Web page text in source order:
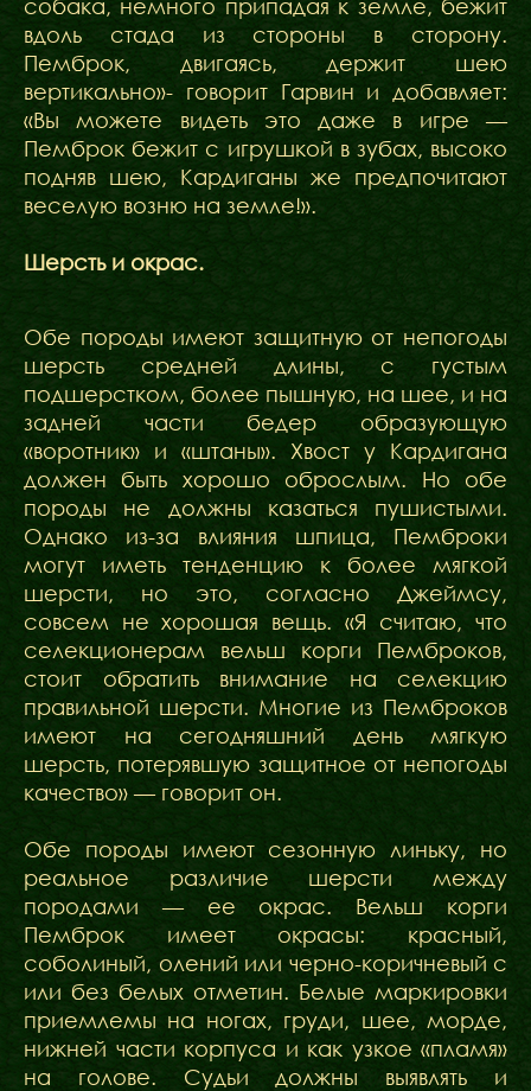
собака, немного припадая к земле, бежит
вдоль стада из стороны в сторону.
Пемброк, двигаясь, держит шею
вертикально»- говорит Гарвин и добавляет:
«Вы можете видеть это даже в игре —
Пемброк бежит с игрушкой в зубах, высоко
подняв шею, Кардиганы же предпочитают
веселую возню на земле!».
Шерсть и окрас.
Обе породы имеют защитную от непогоды
шерсть средней длины, с густым
подшерстком, более пышную, на шее, и на
задней части бедер образующую
«воротник» и «штаны». Хвост у Кардигана
должен быть хорошо оброслым. Но обе
породы не должны казаться пушистыми.
Однако из-за влияния шпица, Пемброки
могут иметь тенденцию к более мягкой
шерсти, но это, согласно Джеймсу,
совсем не хорошая вещь. «Я считаю, что
селекционерам вельш корги Пемброков,
стоит обратить внимание на селекцию
правильной шерсти. Многие из Пемброков
имеют на сегодняшний день мягкую
шерсть, потерявшую защитное от непогоды
качество» — говорит он.
Обе породы имеют сезонную линьку, но
реальное различие шерсти между
породами — ее окрас. Вельш корги
Пемброк имеет окрасы: красный,
соболиный, олений или черно-коричневый с
или без белых отметин. Белые маркировки
приемлемы на ногах, груди, шее, морде,
нижней части корпуса и как узкое «пламя»
на голове. Судьи должны выявлять и